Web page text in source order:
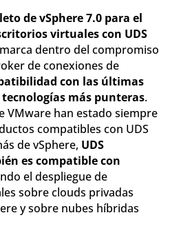
de vSphere 7.0 para el
virtuales con UDS
dentro del compromiso
de conexiones de
con las últimas
más punteras.
VMware han estado siempre
compatibles con UDS
de vSphere, UDS
es compatible con
el despliegue de
sobre clouds privadas
y sobre nubes híbridas